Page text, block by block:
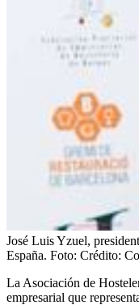
José Luis Yzuel,
España. Foto: Crédito:
La Asociación de
empresarial que